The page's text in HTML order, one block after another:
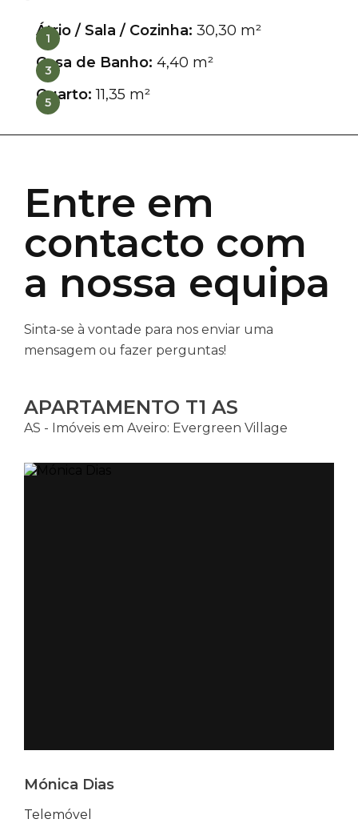
1
Átrio / Sala / Cozinha: 30,30 m²
3
Casa de Banho: 4,40 m²
5
Quarto:11,35 m²
Entre em
contacto com
a nossa equipa
Sinta-se à vontade para nos enviar uma
mensagem ou fazer perguntas!
APARTAMENTO T1 AS
AS - Imóveis em Aveiro: Evergreen Village
Mónica Dias
Telemóvel